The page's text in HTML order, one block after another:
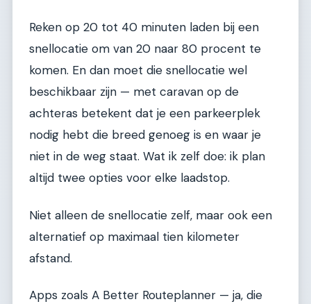
Reken op 20 tot 40 minuten laden bij een
snellocatie om van 20 naar 80 procent te
komen. En dan moet die snellocatie wel
beschikbaar zijn — met caravan op de
achteras betekent dat je een parkeerplek
nodig hebt die breed genoeg is en waar je
niet in de weg staat. Wat ik zelf doe: ik plan
altijd twee opties voor elke laadstop.
Niet alleen de snellocatie zelf, maar ook een
alternatief op maximaal tien kilometer
afstand.
Apps zoals A Better Routeplanner — ja, die